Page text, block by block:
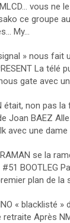
vous ne
ce groupe
My...
» nous fait
La télé
gate avec
était, non pas la
Joan BAEZ
avec une dame
RAMAN se la
#51 BOOTLEG
plan de la
« blacklisté »
retraite Après